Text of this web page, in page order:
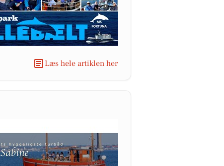
Læs hele artiklen her